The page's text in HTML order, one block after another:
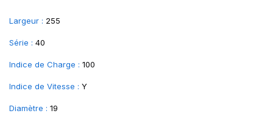
Largeur : 255
Série : 40
Indice de Charge : 100
Indice de Vitesse : Y
Diamètre : 19